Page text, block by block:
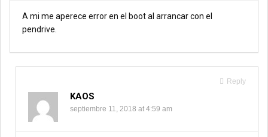
A mi me aperece error en el boot al arrancar con el
pendrive.
Reply
KAOS
septiembre 11, 2018 at 4:59 am